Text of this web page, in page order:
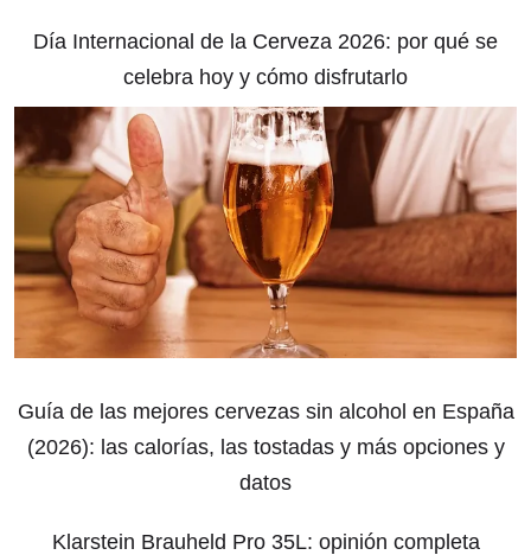
Día Internacional de la Cerveza 2026: por qué se
celebra hoy y cómo disfrutarlo
Guía de las mejores cervezas sin alcohol en España
(2026): las calorías, las tostadas y más opciones y
datos
Klarstein Brauheld Pro 35L: opinión completa